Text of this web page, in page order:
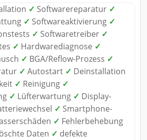
✓ Softwarereparatur ✓
✓ Softwareaktivierung ✓
✓ Softwaretreiber ✓
✓ Hardwarediagnose ✓
✓ BGA/Reflow-Prozess ✓
✓ Autostart ✓ Deinstallation
✓ Reinigung ✓
✓ Lüfterwartung ✓ Display-
✓ Smartphone-
✓ Fehlerbehebung
Daten ✓ defekte